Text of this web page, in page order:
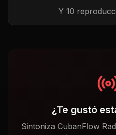
Y 10
¿Te gustó
Sintoniza CubanFlow